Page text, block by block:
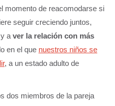
momento de reacomodarse si
seguir creciendo juntos,
a ver la relación con más
en el que nuestros niños se
, a un estado adulto de
dos miembros de la pareja